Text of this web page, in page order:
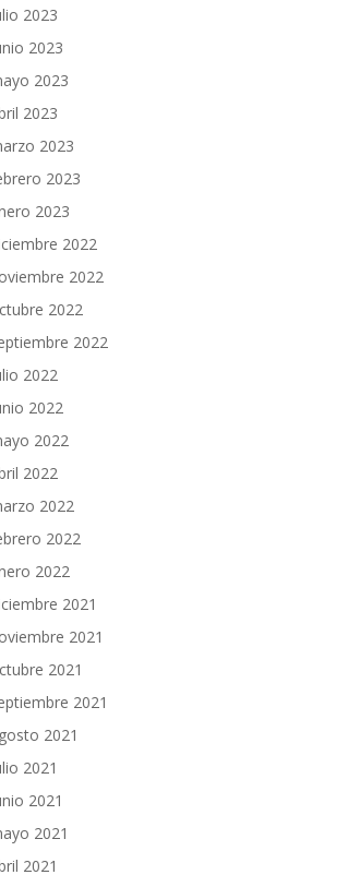
2023
2023
2023
2023
2023
2023
2023
2022
2022
2022
2022
2022
2022
2022
2022
2022
2022
2022
2021
2021
2021
2021
2021
2021
2021
2021
2021